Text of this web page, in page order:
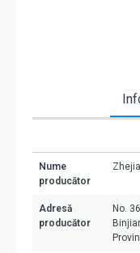
Nume
producător
Adresă
producător
No.